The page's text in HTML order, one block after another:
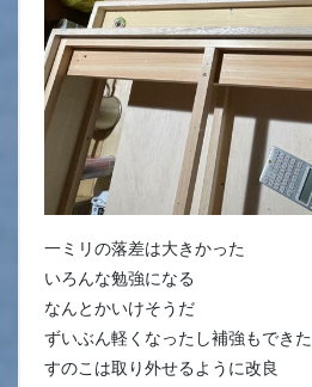
一ミリの落差は大きかった
いろんな勉強になる
なんとかいけそうだ
ずいぶん軽くなったし補強もできた
すのこは取り外せるように改良